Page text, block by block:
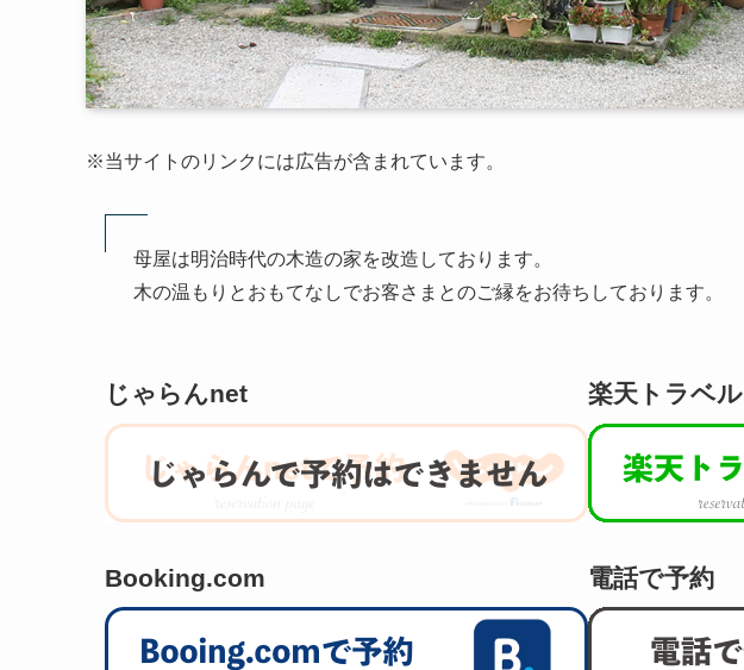
※当サイトのリンクには広告が含まれています。
母屋は明治時代の木造の家を改造しております。
木の温もりとおもてなしでお客さまとのご縁をお待ちしております。
じゃらんnet 楽天トラベル
Booking.com 電話で予約